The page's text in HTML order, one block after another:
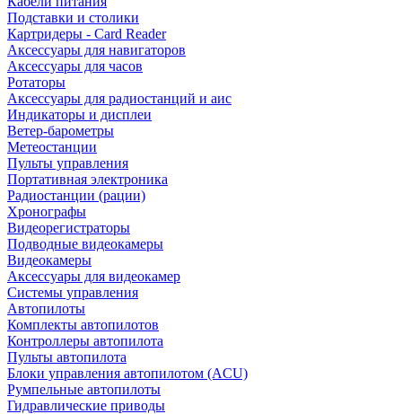
Подставки и столики
Картридеры - Card Reader
Аксессуары для навигаторов
Аксессуары для часов
Ротаторы
Аксессуары для радиостанций и аис
Индикаторы и дисплеи
Ветер-барометры
Метеостанции
Пульты управления
Портативная электроника
Радиостанции (рации)
Хронографы
Видеорегистраторы
Подводные видеокамеры
Видеокамеры
Аксессуары для видеокамер
Системы управления
Автопилоты
Комплекты автопилотов
Контроллеры автопилота
Пульты автопилота
Блоки управления автопилотом (ACU)
Румпельные автопилоты
Гидравлические приводы